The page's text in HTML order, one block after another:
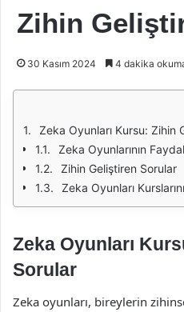
Zihin
30 Kasım 2024 4 dakika
Zeka Oyunları Kursu: Zihin
Zeka Oyunlarının
Zihin Geliştiren Sorular
Zeka Oyunları
Zeka Oyunları
Sorular
Zeka oyunları, bireylerin